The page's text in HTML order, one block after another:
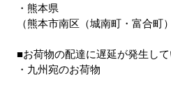
おすす
・熊本県
（熊本市南区（城南町・富合町
■お荷物の配達に遅延が発生し
・九州宛のお荷物